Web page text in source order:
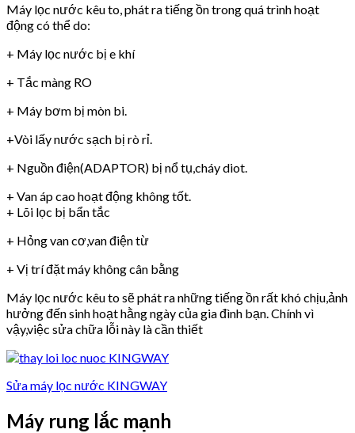
Máy lọc nước kêu to, phát ra tiếng ồn trong quá trình hoạt
động có thể do:
+ Máy lọc nước bị e khí
+ Tắc màng RO
+ Máy bơm bị mòn bi.
+Vòi lấy nước sạch bị rò rỉ.
+ Nguồn điện(ADAPTOR) bị nổ tụ,cháy diot.
+ Van áp cao hoạt động không tốt.
+ Lõi lọc bị bẩn tắc
+ Hỏng van cơ,van điện từ
+ Vị trí đặt máy không cân bằng
Máy lọc nước kêu to sẽ phát ra những tiếng ồn rất khó chịu,ảnh
hưởng đến sinh hoạt hằng ngày của gia đình bạn. Chính vì
vậy,việc sửa chữa lỗi này là cần thiết
Sửa máy lọc nước KINGWAY
Máy rung lắc mạnh